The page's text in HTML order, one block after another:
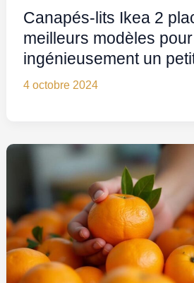
Canapés-lits Ikea 2
meilleurs modèles
ingénieusement un
4 octobre 2024